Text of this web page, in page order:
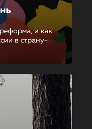
и как
в страну-